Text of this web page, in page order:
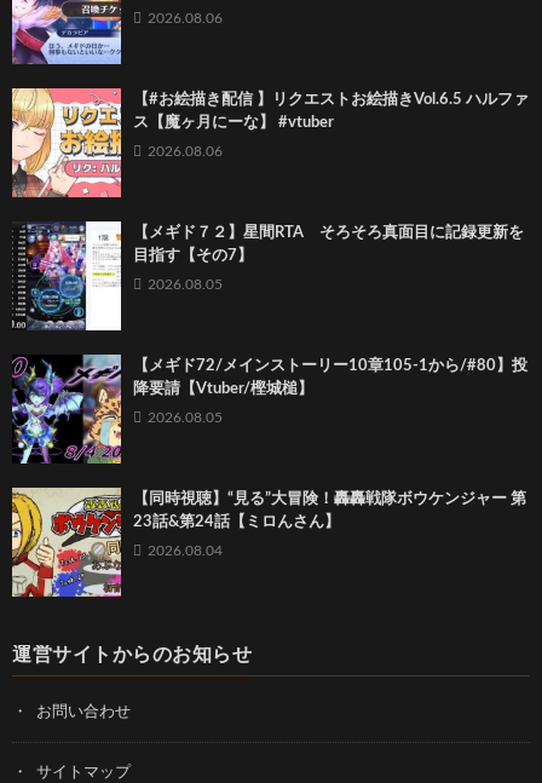
2026.08.06
【#お絵描き配信 】リクエストお絵描きVol.6.5 ハルファ
ス【魔ヶ月にーな】 #vtuber
2026.08.06
【メギド７２】星間RTA そろそろ真面目に記録更新を
目指す【その7】
2026.08.05
【メギド72/メインストーリー10章105-1から/#80】投
降要請【Vtuber/樫城槌】
2026.08.05
【同時視聴】“見る”大冒険！轟轟戦隊ボウケンジャー 第
23話&第24話【ミロんさん】
2026.08.04
運営サイトからのお知らせ
お問い合わせ
サイトマップ